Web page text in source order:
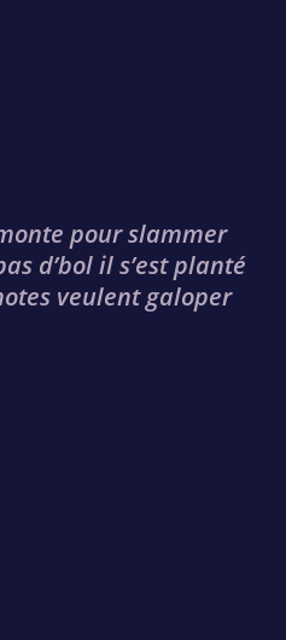
pour slammer
d’bol il s’est planté
veulent galoper